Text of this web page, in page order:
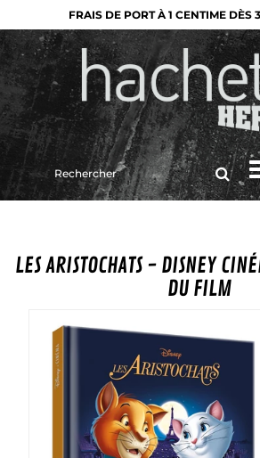
FRAIS DE PORT À 1 CENTIME DÈS
Rechercher
sur
le
LES ARISTOCHATS - DISNEY
DU FILM